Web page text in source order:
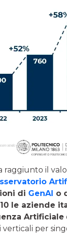
raggiunto il
di GenAI o
le aziende
Artificiale
per